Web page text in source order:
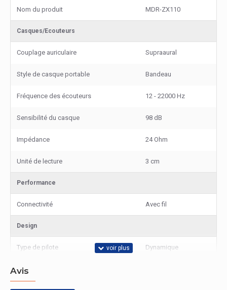
Nom du produit MDR-ZX110
Casques/Ecouteurs
Couplage auriculaire Supraaural
Style de casque portable Bandeau
Fréquence des écouteurs 12 - 22000 Hz
Sensibilité du casque 98 dB
Impédance 24 Ohm
Unité de lecture 3 cm
Performance
Connectivité Avec fil
Design
Type de pilote Dynamique
Avis